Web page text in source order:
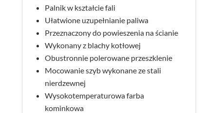
Palnik w kształcie fali
Ułatwione uzupełnianie paliwa
Przeznaczony do powieszenia na ścianie
Wykonany z blachy kotłowej
Obustronnie polerowane przeszklenie
Mocowanie szyb wykonane ze stali
nierdzewnej
Wysokotemperaturowa farba
kominkowa